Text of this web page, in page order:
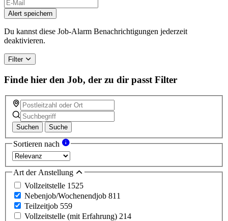
Alert speichern
Du kannst diese Job-Alarm Benachrichtigungen jederzeit
deaktivieren.
Filter
Finde hier den Job, der zu dir passt Filter
Suchen Suche
Sortieren nach
Art der Anstellung
Vollzeitstelle 1525
Nebenjob/Wochenendjob 811
Teilzeitjob 559
Vollzeitstelle (mit Erfahrung) 214